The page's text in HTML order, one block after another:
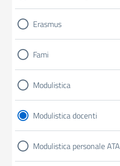
Erasmus
Fami
Modulistica
Modulistica docenti
Modulistica personale ATA